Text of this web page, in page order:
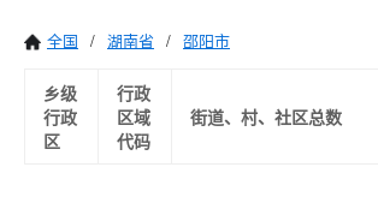
全国 / 湖南省 / 邵阳市
乡级
行政
区
行政
区域
代码
街道、村、社区总数